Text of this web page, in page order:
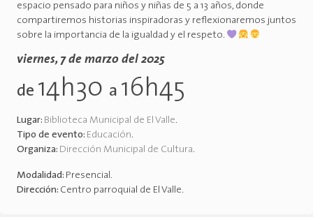
espacio pensado para niños y niñas de 5 a 13 años, donde
compartiremos historias inspiradoras y reflexionaremos juntos
sobre la importancia de la igualdad y el respeto.
viernes, 7 de marzo del 2025
de 14h30 a 16h45
Lugar: Biblioteca Municipal de El Valle.
Tipo de evento: Educación.
Organiza: Dirección Municipal de Cultura.
Modalidad: Presencial.
Dirección: Centro parroquial de El Valle.